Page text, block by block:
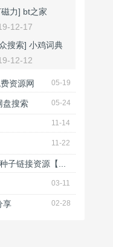
力] bt之家
12-17
搜索] 小鸡词典
12-12
资源网 05-19
盘搜索 05-24
11-14
11-22
子链接资源【...
01-09
03-11
享 02-28